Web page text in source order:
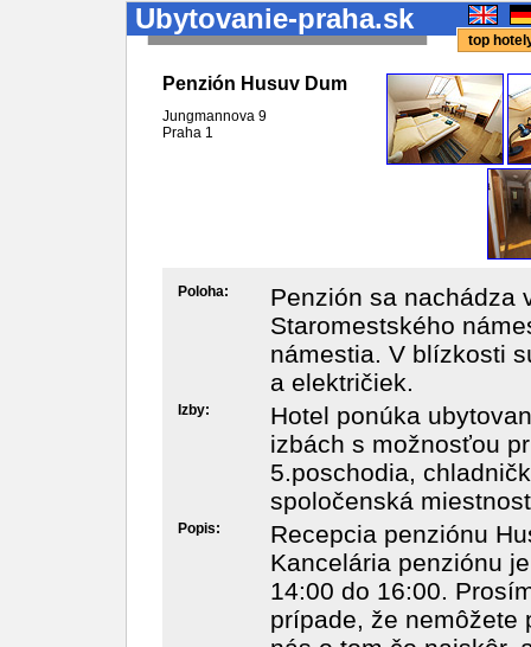
Ubytovanie-praha.sk
top
Penzión Husuv Dum
Jungmannova 9
Praha 1
Poloha:
Penzión sa nachádza
Staromestského
námestia. V blízkosti
a električiek.
Izby:
Hotel ponúka
izbách s možnosťou
5.poschodia,
spoločenská
Popis:
Recepcia penziónu
Kancelária penziónu
14:00 do 16:00.
prípade, že nemôžete